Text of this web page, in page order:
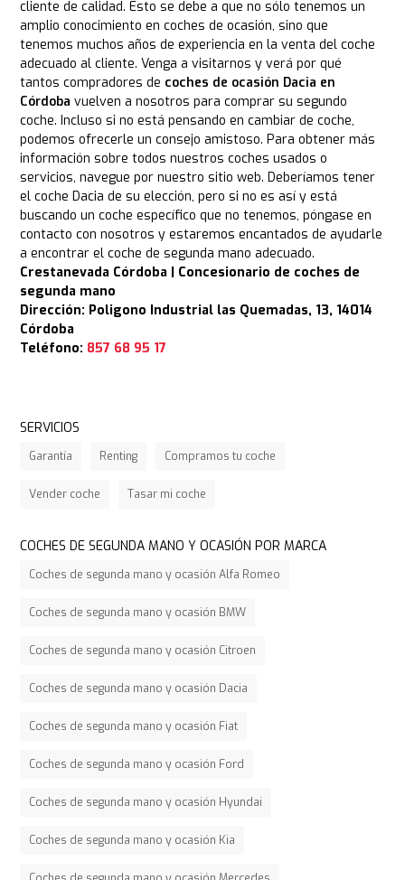
cliente de calidad. Esto se debe a que no sólo tenemos un
amplio conocimiento en coches de ocasión, sino que
tenemos muchos años de experiencia en la venta del coche
adecuado al cliente. Venga a visitarnos y verá por qué
tantos compradores de coches de ocasión Dacia en
Córdoba vuelven a nosotros para comprar su segundo
coche. Incluso si no está pensando en cambiar de coche,
podemos ofrecerle un consejo amistoso. Para obtener más
información sobre todos nuestros coches usados o
servicios, navegue por nuestro sitio web. Deberíamos tener
el coche Dacia de su elección, pero si no es así y está
buscando un coche específico que no tenemos, póngase en
contacto con nosotros y estaremos encantados de ayudarle
a encontrar el coche de segunda mano adecuado.
Crestanevada Córdoba | Concesionario de coches de
segunda mano
Dirección: Poligono Industrial las Quemadas, 13, 14014
Córdoba
Teléfono: 857 68 95 17
SERVICIOS
Garantía Renting Compramos tu coche
Vender coche Tasar mi coche
COCHES DE SEGUNDA MANO Y OCASIÓN POR MARCA
Coches de segunda mano y ocasión Alfa Romeo
Coches de segunda mano y ocasión BMW
Coches de segunda mano y ocasión Citroen
Coches de segunda mano y ocasión Dacia
Coches de segunda mano y ocasión Fiat
Coches de segunda mano y ocasión Ford
Coches de segunda mano y ocasión Hyundai
Coches de segunda mano y ocasión Kia